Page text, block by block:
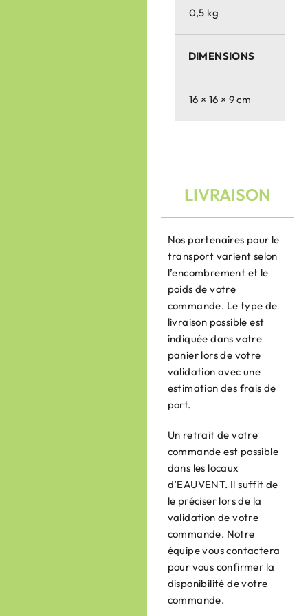
0,5 kg
DIMENSIONS
16 × 16 × 9 cm
LIVRAISON
Nos partenaires pour le
transport varient selon
l’encombrement et le
poids de votre
commande. Le type de
livraison possible est
indiquée dans votre
panier lors de votre
validation avec une
estimation des frais de
port.
Un retrait de votre
commande est possible
dans les locaux
d’EAUVENT. Il suffit de
le préciser lors de la
validation de votre
commande. Notre
équipe vous contactera
pour vous confirmer la
disponibilité de votre
commande.